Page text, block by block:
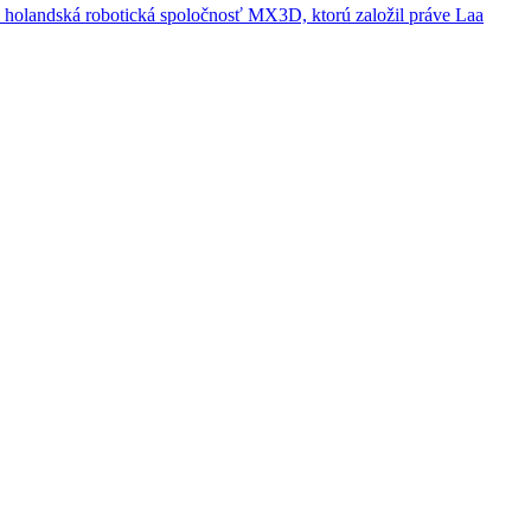
robotická spoločnosť MX3D, ktorú založil práve Laa